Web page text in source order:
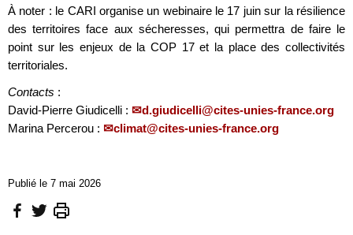
À noter : le CARI organise un webinaire le 17 juin sur la résilience
des territoires face aux sécheresses, qui permettra de faire le
point sur les enjeux de la COP 17 et la place des collectivités
territoriales.
Contacts :
David-Pierre Giudicelli :
d.giudicelli@cites-unies-france.org
Marina Percerou :
climat@cites-unies-france.org
Publié le 7 mai 2026